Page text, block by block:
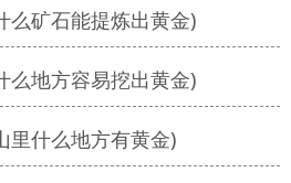
么矿石能提炼出黄金)
么地方容易挖出黄金)
里什么地方有黄金)